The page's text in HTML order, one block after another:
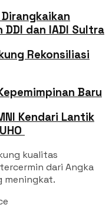
Dirangkaikan
dan IADI Sultra
Rekonsiliasi
Baru
Kendari Lantik
kualitas
dari Angka
meningkat.